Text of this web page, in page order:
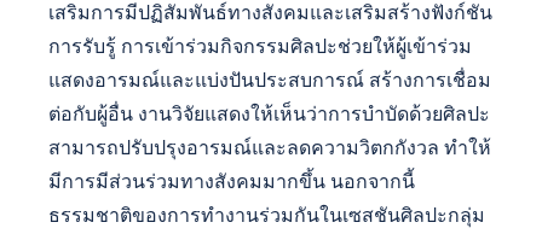
เสริมการมีปฏิสัมพันธ์ทางสังคมและเสริมสร้างฟังก์ชัน
การรับรู้ การเข้าร่วมกิจกรรมศิลปะช่วยให้ผู้เข้าร่วม
แสดงอารมณ์และแบ่งปันประสบการณ์ สร้างการเชื่อม
ต่อกับผู้อื่น งานวิจัยแสดงให้เห็นว่าการบำบัดด้วยศิลปะ
สามารถปรับปรุงอารมณ์และลดความวิตกกังวล ทำให้
มีการมีส่วนร่วมทางสังคมมากขึ้น นอกจากนี้
ธรรมชาติของการทำงานร่วมกันในเซสชันศิลปะกลุ่ม